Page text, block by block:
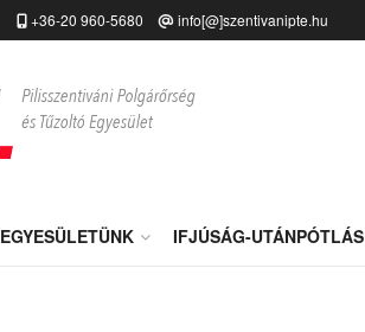
+36-20 960-5680 info[@]szentivanipte.hu
EGYESÜLETÜNK IFJÚSÁG-UTÁNPÓTLÁS